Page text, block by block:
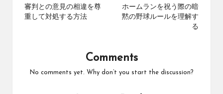
navigation
審判との意見の相違を尊
重して対処する方法
ホームランを祝う際の暗
黙の野球ルールを理解す
る
Comments
No comments yet. Why don’t you start the discussion?